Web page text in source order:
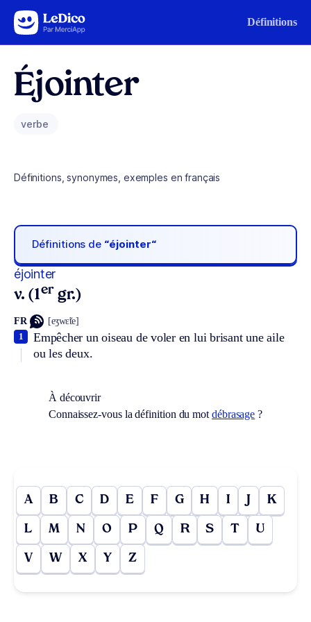
Aller au contenu Définitions
Éjointer
verbe
Définitions, synonymes, exemples en français
Définitions de “éjointer“
éjointer
v. (1er gr.)
FR [eʒwɛ̃te]
Empêcher un oiseau de voler en lui brisant une aile
ou les deux.
1
À découvrir
Connaissez-vous la définition du mot débrasage ?
A B C D E F G H I J K
L M N O P Q R S T U
V W X Y Z